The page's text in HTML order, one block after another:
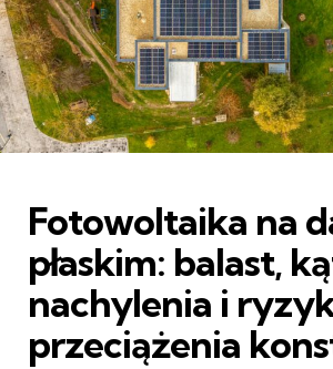
Fotowoltaika na
płaskim: balast,
nachylenia i
przeciążenia